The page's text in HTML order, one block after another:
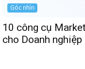
Góc nhìn
10 công cụ
cho Doanh nghiệp